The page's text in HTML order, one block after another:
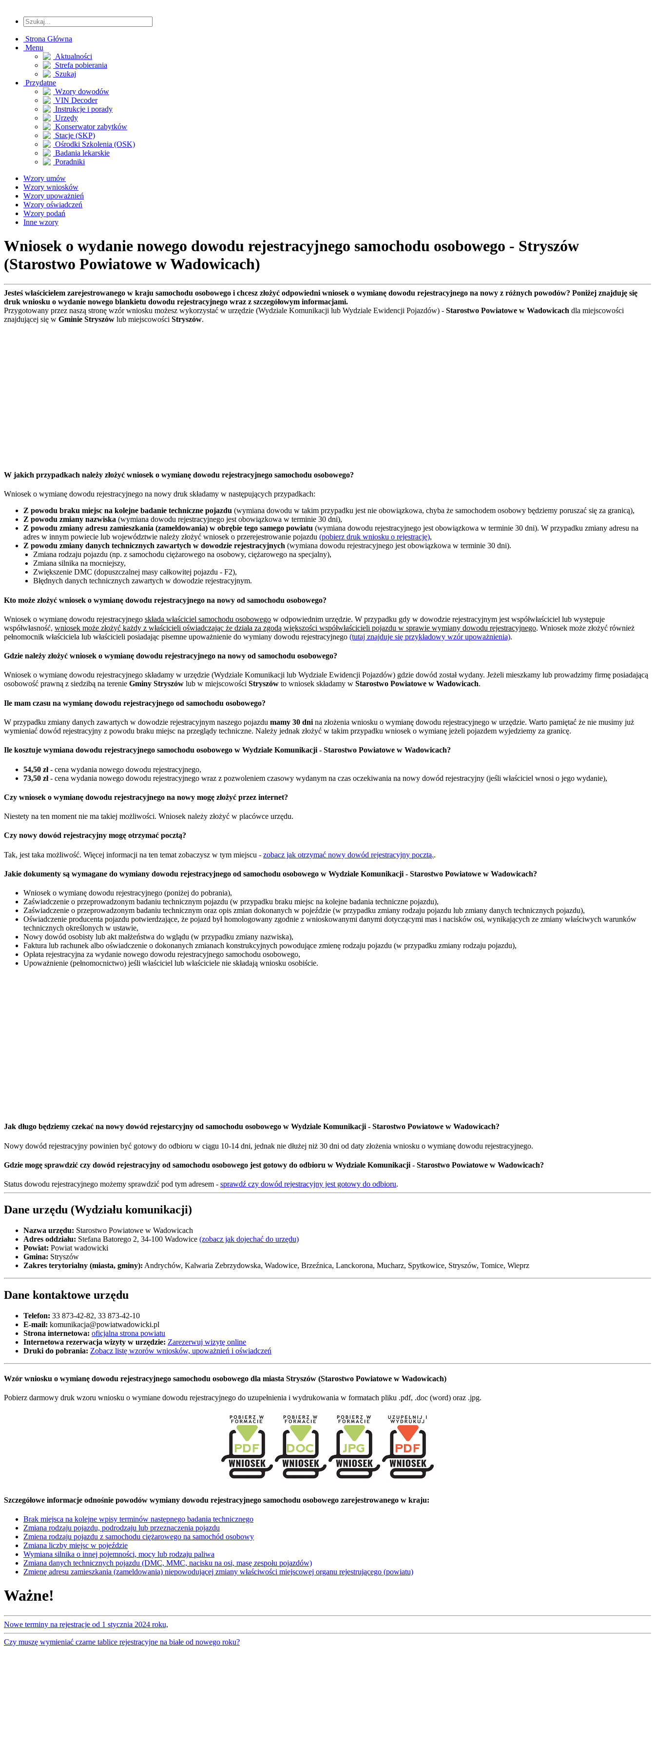
Strona Główna
Menu
Aktualności
Strefa pobierania
Szukaj
Przydatne
Wzory dowodów
VIN Decoder
Instrukcje i porady
Urzędy
Konserwator zabytków
Stacje (SKP)
Ośrodki Szkolenia (OSK)
Badania lekarskie
Poradniki
Wzory umów
Wzory wniosków
Wzory upoważnień
Wzory oświadczeń
Wzory podań
Inne wzory
Wniosek o wydanie nowego dowodu rejestracyjnego samochodu osobowego - Stryszów
(Starostwo Powiatowe w Wadowicach)
Jesteś właścicielem zarejestrowanego w kraju samochodu osobowego i chcesz złożyć odpowiedni wniosek o wymianę dowodu rejestracyjnego na nowy z różnych powodów? Poniżej znajduję się
druk wniosku o wydanie nowego blankietu dowodu rejestracyjnego wraz z szczegółowym informacjami.
Przygotowany przez naszą stronę wzór wniosku możesz wykorzystać w urzędzie (Wydziale Komunikacji lub Wydziale Ewidencji Pojazdów) - Starostwo Powiatowe w Wadowicach dla miejscowości
znajdującej się w Gminie Stryszów lub miejscowości Stryszów.
W jakich przypadkach należy złożyć wniosek o wymianę dowodu rejestracyjnego samochodu osobowego?
Wniosek o wymianę dowodu rejestracyjnego na nowy druk składamy w następujących przypadkach:
Z powodu braku miejsc na kolejne badanie techniczne pojazdu (wymiana dowodu w takim przypadku jest nie obowiązkowa, chyba że samochodem osobowy będziemy poruszać się za granicą),
Z powodu zmiany nazwiska (wymiana dowodu rejestracyjnego jest obowiązkowa w terminie 30 dni),
Z powodu zmiany adresu zamieszkania (zameldowania) w obrębie tego samego powiatu (wymiana dowodu rejestracyjnego jest obowiązkowa w terminie 30 dni). W przypadku zmiany adresu na
adres w innym powiecie lub województwie należy złożyć wniosek o przerejestrowanie pojazdu (pobierz druk wniosku o rejestrację),
Z powodu zmiany danych technicznych zawartych w dowodzie rejestracyjnych (wymiana dowodu rejestracyjnego jest obowiązkowa w terminie 30 dni).
Zmiana rodzaju pojazdu (np. z samochodu ciężarowego na osobowy, ciężarowego na specjalny),
Zmiana silnika na mocniejszy,
Zwiększenie DMC (dopuszczalnej masy całkowitej pojazdu - F2),
Błędnych danych technicznych zawartych w dowodzie rejestracyjnym.
Kto może złożyć wniosek o wymianę dowodu rejestracyjnego na nowy od samochodu osobowego?
Wniosek o wymianę dowodu rejestracyjnego składa właściciel samochodu osobowego w odpowiednim urzędzie. W przypadku gdy w dowodzie rejestracyjnym jest współwłaściciel lub występuje
współwłasność, wniosek może złożyć każdy z właścicieli oświadczając że działa za zgodą większości współwłaścicieli pojazdu w sprawie wymiany dowodu rejestracyjnego. Wniosek może złożyć również
pełnomocnik właściciela lub właścicieli posiadając pisemne upoważnienie do wymiany dowodu rejestracyjnego (tutaj znajduje się przykładowy wzór upoważnienia).
Gdzie należy złożyć wniosek o wymianę dowodu rejestracyjnego na nowy od samochodu osobowego?
Wniosek o wymianę dowodu rejestracyjnego składamy w urzędzie (Wydziale Komunikacji lub Wydziale Ewidencji Pojazdów) gdzie dowód został wydany. Jeżeli mieszkamy lub prowadzimy firmę posiadającą
osobowość prawną z siedzibą na terenie Gminy Stryszów lub w miejscowości Stryszów to wniosek składamy w Starostwo Powiatowe w Wadowicach.
Ile mam czasu na wymianę dowodu rejestracyjnego od samochodu osobowego?
W przypadku zmiany danych zawartych w dowodzie rejestracyjnym naszego pojazdu mamy 30 dni na złożenia wniosku o wymianę dowodu rejestracyjnego w urzędzie. Warto pamiętać że nie musimy już
wymieniać dowód rejestracyjny z powodu braku miejsc na przeglądy techniczne. Należy jednak złożyć w takim przypadku wniosek o wymianę jeżeli pojazdem wyjedziemy za granicę.
Ile kosztuje wymiana dowodu rejestracyjnego samochodu osobowego w Wydziale Komunikacji - Starostwo Powiatowe w Wadowicach?
54,50 zł- cena wydania nowego dowodu rejestracyjnego,
73,50 zł- cena wydania nowego dowodu rejestracyjnego wraz z pozwoleniem czasowy wydanym na czas oczekiwania na nowy dowód rejestracyjny (jeśli właściciel wnosi o jego wydanie),
Czy wniosek o wymianę dowodu rejestracyjnego na nowy mogę złożyć przez internet?
Niestety na ten moment nie ma takiej możliwości. Wniosek należy złożyć w placówce urzędu.
Czy nowy dowód rejestracyjny mogę otrzymać pocztą?
Tak, jest taka możliwość. Więcej informacji na ten temat zobaczysz w tym miejscu - zobacz jak otrzymać nowy dowód rejestracyjny pocztą..
Jakie dokumenty są wymagane do wymiany dowodu rejestracyjnego od samochodu osobowego w Wydziale Komunikacji - Starostwo Powiatowe w Wadowicach?
Wniosek o wymianę dowodu rejestracyjnego (poniżej do pobrania),
Zaświadczenie o przeprowadzonym badaniu technicznym pojazdu (w przypadku braku miejsc na kolejne badania techniczne pojazdu),
Zaświadczenie o przeprowadzonym badaniu technicznym oraz opis zmian dokonanych w pojeździe (w przypadku zmiany rodzaju pojazdu lub zmiany danych technicznych pojazdu),
Oświadczenie producenta pojazdu potwierdzające, że pojazd był homologowany zgodnie z wnioskowanymi danymi dotyczącymi mas i nacisków osi, wynikających ze zmiany właściwych warunków
technicznych określonych w ustawie,
Nowy dowód osobisty lub akt małżeństwa do wglądu (w przypadku zmiany nazwiska),
Faktura lub rachunek albo oświadczenie o dokonanych zmianach konstrukcyjnych powodujące zmienę rodzaju pojazdu (w przypadku zmiany rodzaju pojazdu),
Opłata rejestracyjna za wydanie nowego dowodu rejestracyjnego samochodu osobowego,
Upoważnienie (pełnomocnictwo) jeśli właściciel lub właściciele nie składają wniosku osobiście.
Jak długo będziemy czekać na nowy dowód rejestarcyjny od samochodu osobowego w Wydziale Komunikacji - Starostwo Powiatowe w Wadowicach?
Nowy dowód rejestracyjny powinien być gotowy do odbioru w ciągu 10-14 dni, jednak nie dłużej niż 30 dni od daty złożenia wniosku o wymianę dowodu rejestracyjnego.
Gdzie mogę sprawdzić czy dowód rejestracyjny od samochodu osobowego jest gotowy do odbioru w Wydziale Komunikacji - Starostwo Powiatowe w Wadowicach?
Status dowodu rejestracyjnego możemy sprawdzić pod tym adresem - sprawdź czy dowód rejestracyjny jest gotowy do odbioru.
Dane urzędu (Wydziału komunikacji)
Nazwa urzędu: Starostwo Powiatowe w Wadowicach
Adres oddziału: Stefana Batorego 2, 34-100 Wadowice (zobacz jak dojechać do urzędu)
Powiat: Powiat wadowicki
Gmina: Stryszów
Zakres terytorialny (miasta, gminy): Andrychów, Kalwaria Zebrzydowska, Wadowice, Brzeźnica, Lanckorona, Mucharz, Spytkowice, Stryszów, Tomice, Wieprz
Dane kontaktowe urzędu
Telefon: 33 873-42-82, 33 873-42-10
E-mail: komunikacja@powiatwadowicki.pl
Strona internetowa: oficjalna strona powiatu
Internetowa rezerwacja wizyty w urzędzie: Zarezerwuj wizytę online
Druki do pobrania: Zobacz listę wzorów wniosków, upoważnień i oświadczeń
Wzór wniosku o wymianę dowodu rejestracyjnego samochodu osobowego dla miasta Stryszów (Starostwo Powiatowe w Wadowicach)
Pobierz darmowy druk wzoru wniosku o wymiane dowodu rejestracyjnego do uzupełnienia i wydrukowania w formatach pliku .pdf, .doc (word) oraz .jpg.
Szczegółowe informacje odnośnie powodów wymiany dowodu rejestracyjnego samochodu osobowego zarejestrowanego w kraju:
Brak miejsca na kolejne wpisy terminów następnego badania technicznego
Zmiana rodzaju pojazdu, podrodzaju lub przeznaczenia pojazdu
Zmiena rodzaju pojazdu z samochodu ciężarowego na samochód osobowy
Zmiana liczby miejsc w pojeździe
Wymiana silnika o innej pojemności, mocy lub rodzaju paliwa
Zmiana danych technicznych pojazdu (DMC, MMC, nacisku na osi, masę zespołu pojazdów)
Zmienę adresu zamieszkania (zameldowania) niepowodującej zmiany właściwości miejscowej organu rejestrującego (powiatu)
Ważne!
Nowe terminy na rejestracje od 1 stycznia 2024 roku,
Czy muszę wymieniać czarne tablice rejestracyjne na białe od nowego roku?